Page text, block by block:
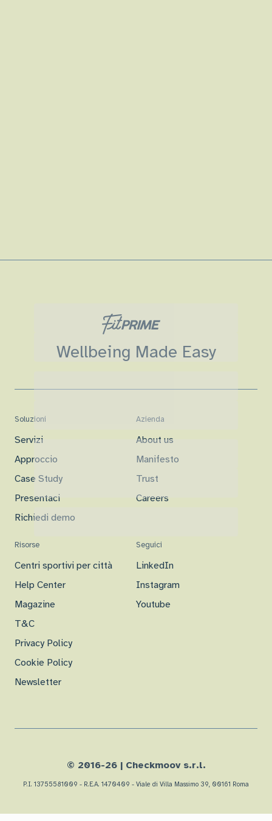
Wellbeing Made Easy
Soluzioni
Servizi
Approccio
Case Study
Presentaci
Richiedi demo
Azienda
About us
Manifesto
Trust
Careers
Risorse
Centri sportivi per città
Help Center
Magazine
T&C
Privacy Policy
Cookie Policy
Newsletter
Seguici
LinkedIn
Instagram
Youtube
© 2016-26| Checkmoov s.r.l.
P.I. 13755581009 - R.E.A. 1470409 - Viale di Villa Massimo 39, 00161 Roma